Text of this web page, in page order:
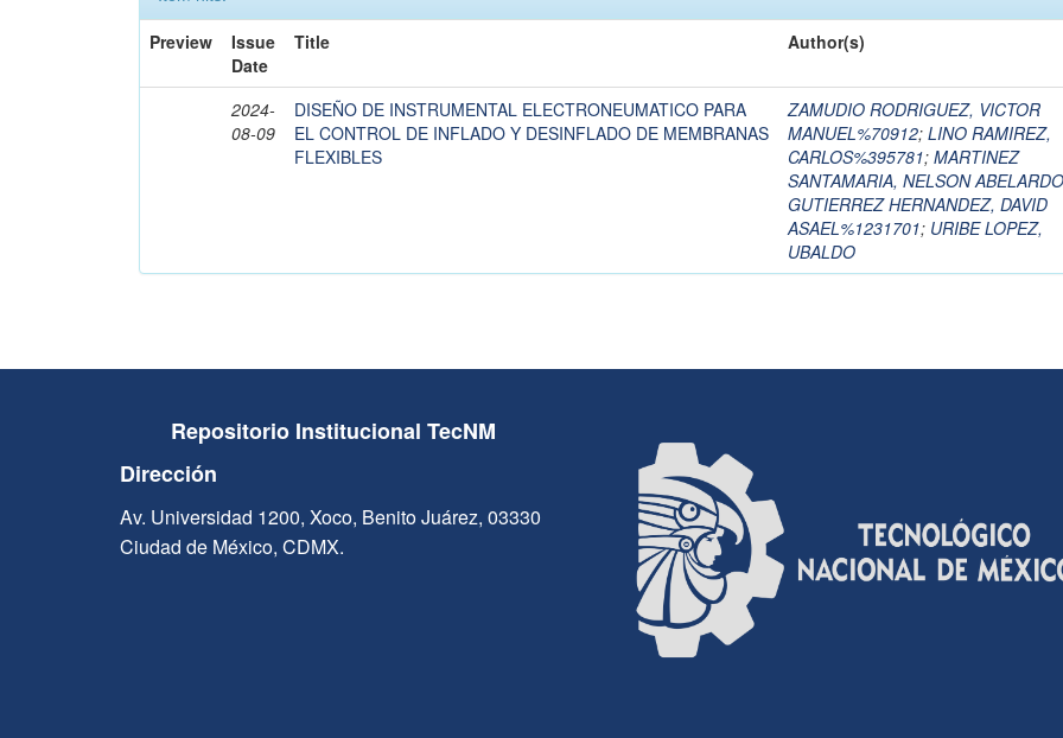
Preview
Issue
Date
Title Author(s)
2024-
08-09
DISEÑO DE INSTRUMENTAL ELECTRONEUMATICO PARA
EL CONTROL DE INFLADO Y DESINFLADO DE MEMBRANAS
FLEXIBLES
ZAMUDIO RODRIGUEZ, VICTOR
MANUEL%70912; LINO RAMIREZ,
CARLOS%395781; MARTINEZ
SANTAMARIA, NELSON ABELARDO
GUTIERREZ HERNANDEZ, DAVID
ASAEL%1231701; URIBE LOPEZ,
UBALDO
Repositorio Institucional TecNM
Dirección
Av. Universidad 1200, Xoco, Benito Juárez, 03330
Ciudad de México, CDMX.